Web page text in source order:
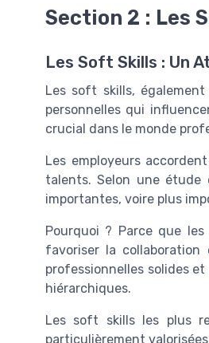
Section 2 : Les
Les Soft Skills : Un
Les soft skills,
personnelles qui
crucial dans le monde
Les employeurs
talents. Selon une
importantes, voire plus
Pourquoi ? Parce que
favoriser la
professionnelles solides
hiérarchiques.
Les soft skills les plus
particulièrement